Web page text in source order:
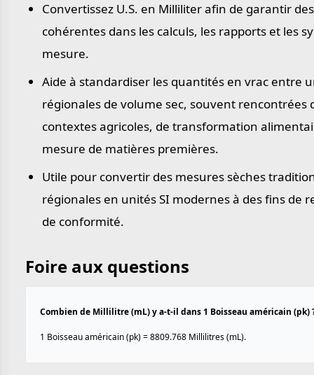
Convertissez U.S. en Milliliter afin de garantir
cohérentes dans les calculs, les rapports et les
mesure.
Aide à standardiser les quantités en vrac entre
régionales de volume sec, souvent rencontrées
contextes agricoles, de transformation
mesure de matières premières.
Utile pour convertir des mesures sèches
régionales en unités SI modernes à des fins de
de conformité.
Foire aux questions
Combien de Millilitre (mL) y a-t-il dans 1 Boisseau américain (pk)
1 Boisseau américain (pk) = 8809.768 Millilitres (mL).